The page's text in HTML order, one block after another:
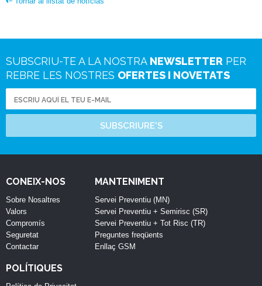
SUBSCRIU-TE A LA NOSTRA NEWSLETTER PER
REBRE LES NOSTRES OFERTES I NOVETATS
SUBSCRIURE'S
CONEIX-NOS
Sobre Nosaltres
Valors
Compromís
Seguretat
Contactar
MANTENIMENT
Servei Preventiu (MN)
Servei Preventiu + Semirisc (SR)
Servei Preventiu + Tot Risc (TR)
Preguntes freqüents
Enllaç GSM
POLÍTIQUES